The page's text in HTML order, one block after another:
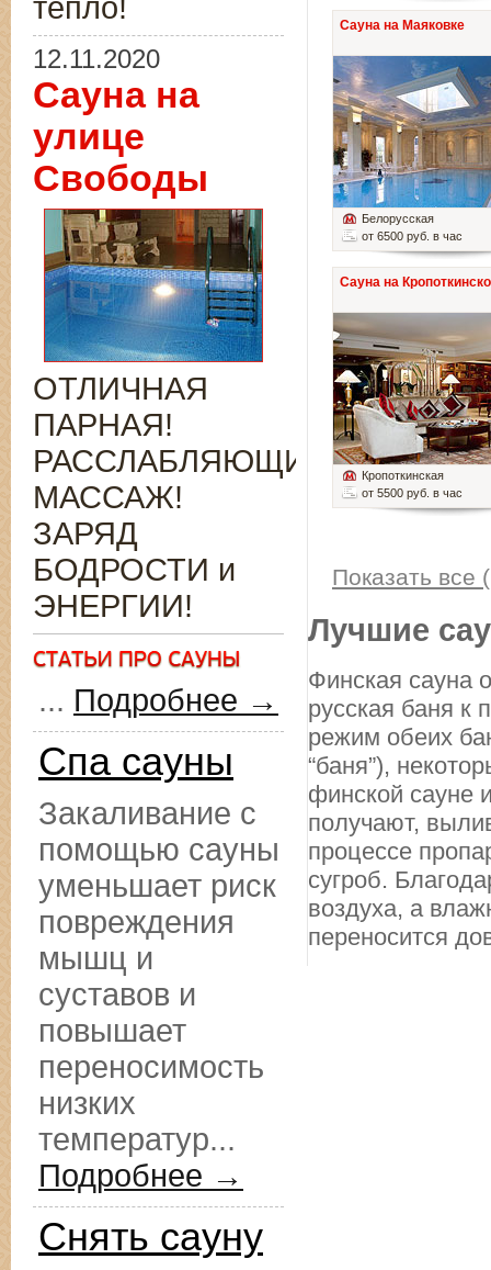
Сауна на Маяковке
Белорусская
от 6500 руб. в час
Сауна на
Кропоткинская
от 5500 руб. в час
Показать все
Лучшие
Финская сауна
русская баня к
режим обеих
“баня”),
финской сауне
получают,
процессе
сугроб.
воздуха, а
переносится
тепло!
12.11.2020
Сауна на
улице
Свободы
ОТЛИЧНАЯ
ПАРНАЯ!
РАССЛАБЛЯЮЩИЙ
МАССАЖ!
ЗАРЯД
БОДРОСТИ и
ЭНЕРГИИ!
... Подробнее →
Спа сауны
Закаливание с
помощью сауны
уменьшает риск
повреждения
мышц и
суставов и
повышает
переносимость
низких
температур...
Подробнее →
Снять сауну